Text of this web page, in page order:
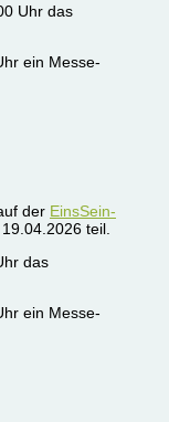
Uhr das
ein Messe-
der EinsSein-
teil.
das
ein Messe-